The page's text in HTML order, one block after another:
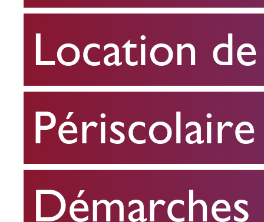
Location
de
salle
Périscolaire
Location
Périscolaire